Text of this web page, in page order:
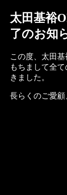
太田基裕
了のお知
この度、太田
もちまして全
きました。
長らくのご愛顧